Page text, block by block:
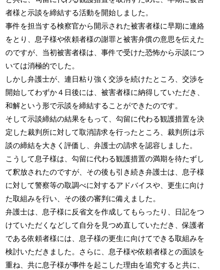
者様と示談を締結する活動を開始しました。
事件を担当する検察官から開示された被害者様に早期に連絡
をとり、息子様や依頼者様の謝罪と被害弁償の意思を伝えた
のですが、当初被害者様は、事件で受けた恐怖から示談につ
いては消極的でした。
しかし弁護士が、連日粘り強く交渉を続けたところ、交渉を
開始してわずか４日後には、被害者様に納得していただき、
和解という形で示談を締結することができたのです。
そして示談締結の結果をもって、勾留に代わる観護措置を決
定した裁判所に対して取消請求を行ったところ、裁判所は示
談の締結を大きく評価し、弁護士の請求を認容しました。
こうして息子様は、勾留に代わる観護措置の満期を待たずし
て釈放されたのですが、その後も引き続き弁護士は、息子様
に対して警察等の取調べに対するアドバイスや、更生に向け
た取組みを行い、その後の審判に備えました。
弁護士は、息子様に反省文を作成してもらったり、日記をつ
けていただくなどして自分を見つめ直していただき、保護者
である依頼者様には、息子様の更生に向けてできる取組みを
検討いただきました。さらに、息子様や依頼者様との面談を
重ね、共に息子様が事件を起こした理由を追究すると共に、